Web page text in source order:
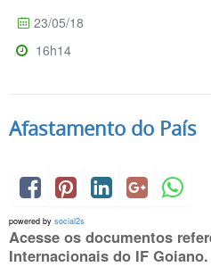
23/05/18
16h14
Afastamento do País
powered by social2s
Acesse os documentos
Internacionais do IF Goiano.